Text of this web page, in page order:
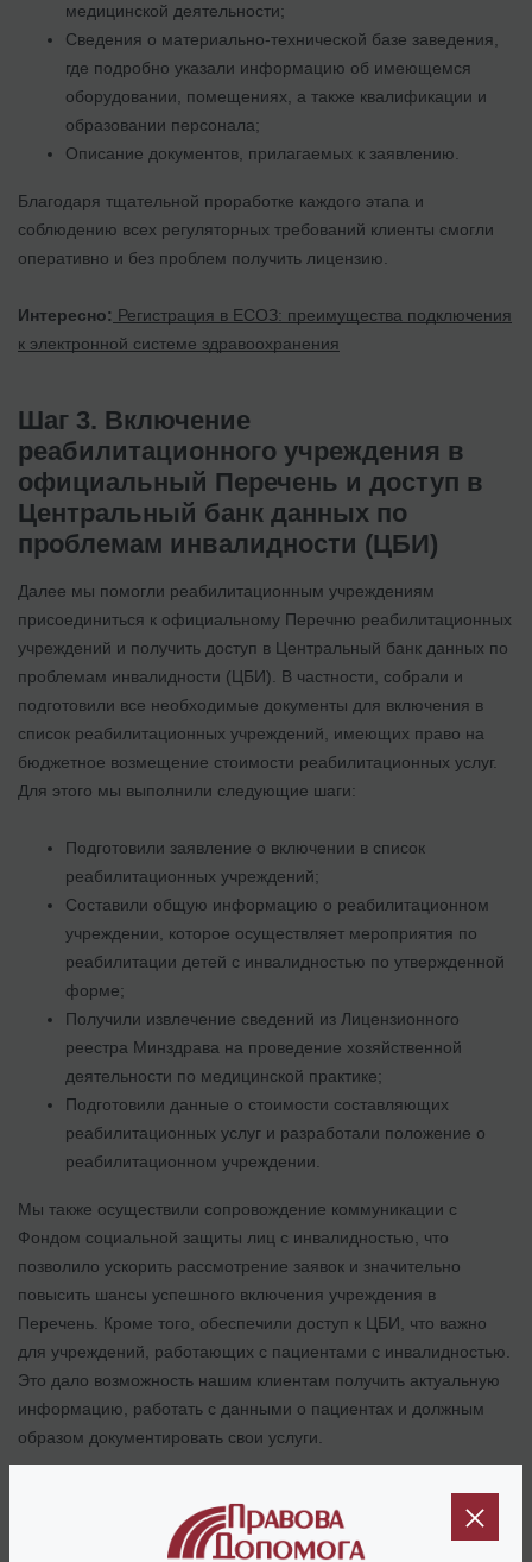
медицинской деятельности;
Сведения о материально-технической базе заведения,
где подробно указали информацию об имеющемся
оборудовании, помещениях, а также квалификации и
образовании персонала;
Описание документов, прилагаемых к заявлению.
Благодаря тщательной проработке каждого этапа и
соблюдению всех регуляторных требований клиенты смогли
оперативно и без проблем получить лицензию.
Интересно: Регистрация в ЕСОЗ: преимущества подключения
к электронной системе здравоохранения
Шаг 3. Включение
реабилитационного учреждения в
официальный Перечень и доступ в
Центральный банк данных по
проблемам инвалидности (ЦБИ)
Далее мы помогли реабилитационным учреждениям
присоединиться к официальному Перечню реабилитационных
учреждений и получить доступ в Центральный банк данных по
проблемам инвалидности (ЦБИ). В частности, собрали и
подготовили все необходимые документы для включения в
список реабилитационных учреждений, имеющих право на
бюджетное возмещение стоимости реабилитационных услуг.
Для этого мы выполнили следующие шаги:
Подготовили заявление о включении в список
реабилитационных учреждений;
Составили общую информацию о реабилитационном
учреждении, которое осуществляет мероприятия по
реабилитации детей с инвалидностью по утвержденной
форме;
Получили извлечение сведений из Лицензионного
реестра Минздрава на проведение хозяйственной
деятельности по медицинской практике;
Подготовили данные о стоимости составляющих
реабилитационных услуг и разработали положение о
реабилитационном учреждении.
Мы также осуществили сопровождение коммуникации с
Фондом социальной защиты лиц с инвалидностью, что
позволило ускорить рассмотрение заявок и значительно
повысить шансы успешного включения учреждения в
Перечень. Кроме того, обеспечили доступ к ЦБИ, что важно
для учреждений, работающих с пациентами с инвалидностью.
Это дало возможность нашим клиентам получить актуальную
информацию, работать с данными о пациентах и должным
образом документировать свои услуги.
сопровождению и комплексному подходу – реабилитационные
учреждения смогли бесперебойно продолжить свою